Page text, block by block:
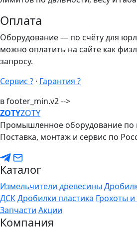
Оплата
Оборудование — по счёту для
можно оплатить на сайте как
запросу.
Сервис ? · Гарантия ?
в footer_min.v2 -->
ZOTYZOTY
Промышленное оборудование по
Поставка, монтаж и сервис по
Каталог
Измельчители древесины
ДСКДробилки пластика Грохоты
Запчасти Акции
Компания